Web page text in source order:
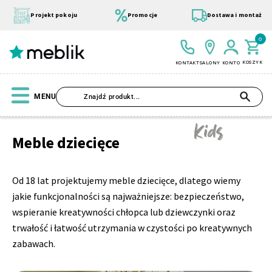
treści
Projekt pokoju Promocje Dostawa i montaż
KONTAKTSALONY KONTO KOSZYK
0
MENU
Meble dziecięce
Od 18 lat projektujemy meble dziecięce, dlatego wiemy
jakie funkcjonalności są najważniejsze: bezpieczeństwo,
wspieranie kreatywności chłopca lub dziewczynki oraz
trwałość i łatwość utrzymania w czystości po kreatywnych
zabawach.
Modułowe